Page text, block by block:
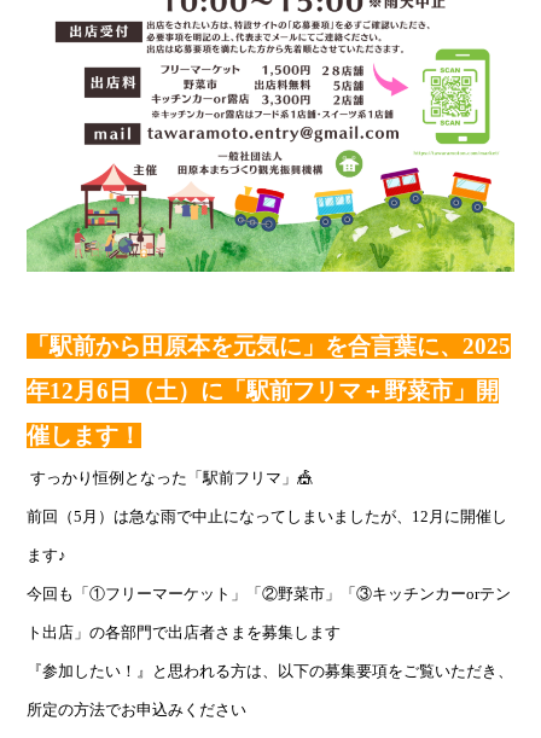
「駅前から田原本を元気に」を合言葉に、2025
年12月6日（土）に「駅前フリマ＋野菜市」開
催します！
すっかり恒例となった「駅前フリマ」🎪
前回（5月）は急な雨で中止になってしまいましたが、12月に開催し
ます♪
今回も「①フリーマーケット」「②野菜市」「③キッチンカーorテン
ト出店」の各部門で出店者さまを募集します
『参加したい！』 と思われる方は、以下の募集要項をご覧いただき、
所定の方法でお申込みください